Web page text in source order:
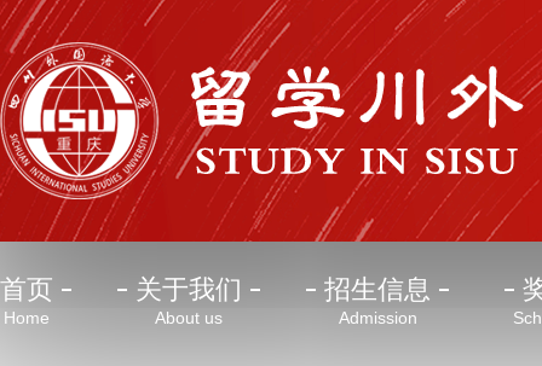
首页
Home
关于我们
About us
招生信息
Admission